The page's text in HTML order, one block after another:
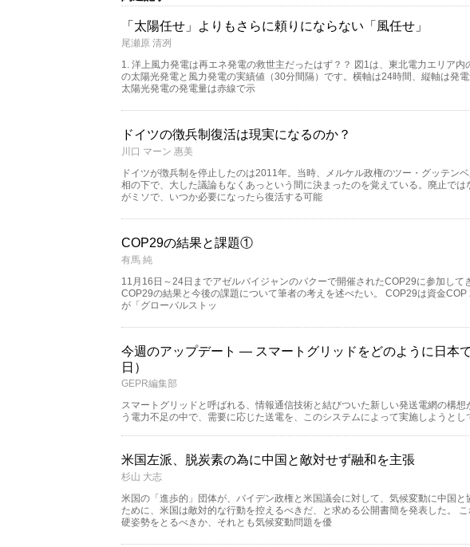
「太陽任せ」よりもさらに頼りにならない「風任せ」
尾瀬原 清冽
1. 洋上風力発電は再エネ発電の救世主だったはず？？ 図1は、東北電力エリア内
の太陽光発電と風力発電の実績値（30分間隔）です。横軸は24時間、縦軸は発電
太陽光発電の発電量は赤線で示
ドイツの徴兵制復活は現実になるのか？
川口 マーン 惠美
ドイツが徴兵制を停止したのは2011年。当時、メルケル政権のツー・グッテン
相の下で、大した議論もなくあっという間に決まったのを覚えている。廃止では
がミソで、いつか必要になったら復活する可能
COP29の結果と課題①
有馬 純
11月16日～24日までアゼルバイジャンのバクーで開催されたCOP29に参加して
COP29の結果と今後の課題について筆者の考えを述べたい。 COP29は資金
が「グローバルストッ
今週のアップデート — スマートグリッドをどのように日本
日）
GEPR編集部
スマートグリッドと呼ばれる、情報通信技術と結びついた新しい発送電網の構
う電力不足の中で、需要に応じた送電を、このシステムによって実施しようとし
米国左派、脱炭素の為に中国と敵対せず融和を主張
杉山 大志
米国の「進歩的」団体が、バイデン政権と米国議会に対して、気候変動に中国と
ために、米国は敵対的な行動を控えるべきだ、と求める公開書簡を発表した。
硬姿勢をとるべきか、それとも気候変動問題を優